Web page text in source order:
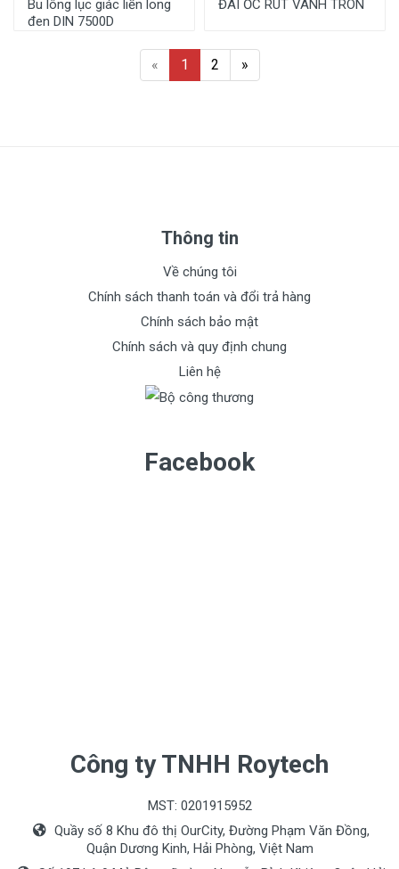
Bu lông lục giác liền long
đen DIN 7500D
ĐAI ỐC RÚT VÀNH TRÒN
« 1 2 »
Thông tin
Về chúng tôi
Chính sách thanh toán và đổi trả hàng
Chính sách bảo mật
Chính sách và quy định chung
Liên hệ
Facebook
Công ty TNHH Roytech
MST: 0201915952
Quầy số 8 Khu đô thị OurCity, Đường Phạm Văn Đồng,
Quận Dương Kinh, Hải Phòng, Việt Nam